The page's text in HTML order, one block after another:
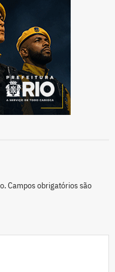
Campos obrigatórios são